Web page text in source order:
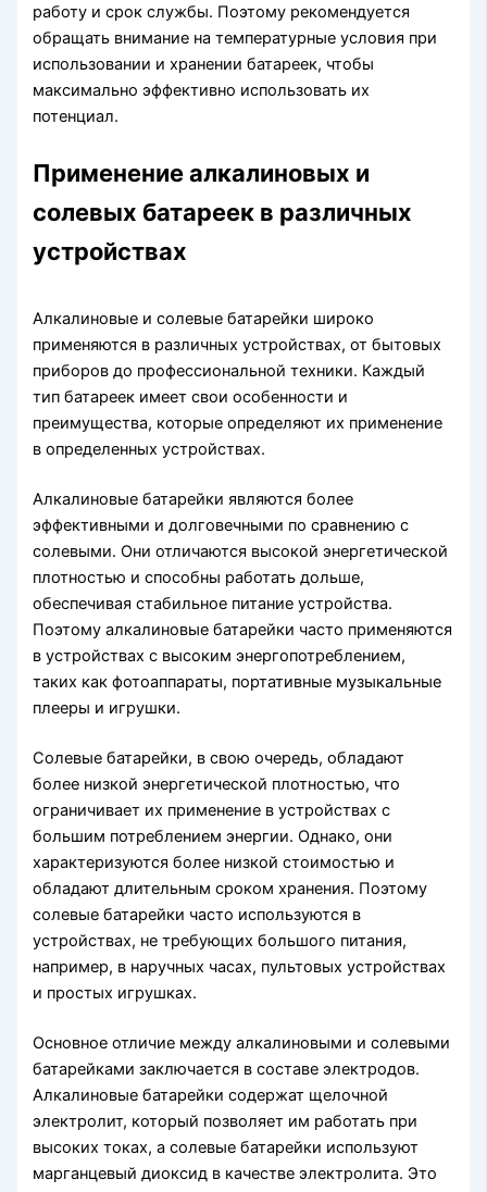
работу и срок службы. Поэтому рекомендуется
обращать внимание на температурные условия при
использовании и хранении батареек, чтобы
максимально эффективно использовать их
потенциал.
Применение алкалиновых и
солевых батареек в различных
устройствах
Алкалиновые и солевые батарейки широко
применяются в различных устройствах, от бытовых
приборов до профессиональной техники. Каждый
тип батареек имеет свои особенности и
преимущества, которые определяют их применение
в определенных устройствах.
Алкалиновые батарейки являются более
эффективными и долговечными по сравнению с
солевыми. Они отличаются высокой энергетической
плотностью и способны работать дольше,
обеспечивая стабильное питание устройства.
Поэтому алкалиновые батарейки часто применяются
в устройствах с высоким энергопотреблением,
таких как фотоаппараты, портативные музыкальные
плееры и игрушки.
Солевые батарейки, в свою очередь, обладают
более низкой энергетической плотностью, что
ограничивает их применение в устройствах с
большим потреблением энергии. Однако, они
характеризуются более низкой стоимостью и
обладают длительным сроком хранения. Поэтому
солевые батарейки часто используются в
устройствах, не требующих большого питания,
например, в наручных часах, пультовых устройствах
и простых игрушках.
Основное отличие между алкалиновыми и солевыми
батарейками заключается в составе электродов.
Алкалиновые батарейки содержат щелочной
электролит, который позволяет им работать при
высоких токах, а солевые батарейки используют
марганцевый диоксид в качестве электролита. Это